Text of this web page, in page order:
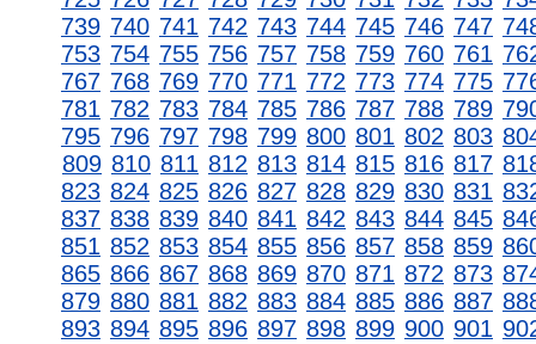
739 740 741 742 743 744 745 746 747
753 754 755 756 757 758 759 760 761
767 768 769 770 771 772 773 774 775
781 782 783 784 785 786 787 788 789
795 796 797 798 799 800 801 802 803
809 810 811 812 813 814 815 816 817
823 824 825 826 827 828 829 830 831
837 838 839 840 841 842 843 844 845
851 852 853 854 855 856 857 858 859
865 866 867 868 869 870 871 872 873
879 880 881 882 883 884 885 886 887
893 894 895 896 897 898 899 900 901